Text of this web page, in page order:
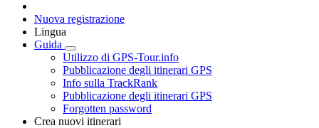
Nuova registrazione
Lingua
Guida
Utilizzo di GPS-Tour.info
Pubblicazione degli itinerari GPS
Info sulla TrackRank
Pubblicazione degli itinerari GPS
Forgotten password
Crea nuovi itinerari